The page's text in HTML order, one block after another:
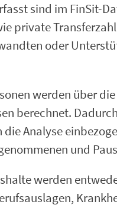
sind im FinSit-
private
oder
werden über
berechnet.
Analyse
und
werden